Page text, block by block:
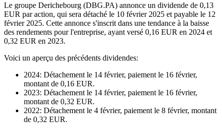
Le groupe Derichebourg (DBG.PA) annonce un dividende de 0,13
EUR par action, qui sera détaché le 10 février 2025 et payable le 12
février 2025. Cette annonce s'inscrit dans une tendance à la baisse
des rendements pour l'entreprise, ayant versé 0,16 EUR en 2024 et
0,32 EUR en 2023.
Voici un aperçu des précédents dividendes:
2024: Détachement le 14 février, paiement le 16 février,
montant de 0,16 EUR.
2023: Détachement le 14 février, paiement le 16 février,
montant de 0,32 EUR.
2022: Détachement le 4 février, paiement le 8 février, montant
de 0,32 EUR.